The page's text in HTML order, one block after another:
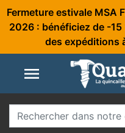
Fermeture estivale MSA
2026 : bénéficiez de -
des expéditions
